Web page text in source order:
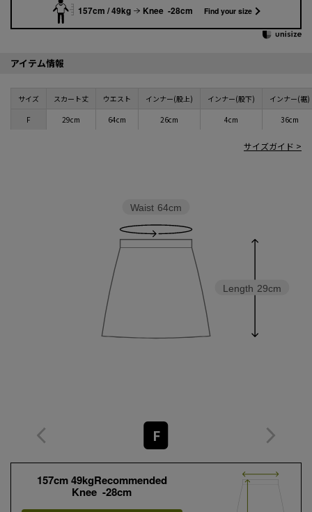
157cm / 49kg Knee -28cm Find your size
アイテム情報
サイズ スカート丈 ウエスト インナー(股上) インナー(股下)
インナー(裾)
F
29cm 64cm 26cm 4cm 36cm
サイズガイド >
Length 29cm
Waist 64cm
F
157cm 49kgRecommended
Knee -28cm